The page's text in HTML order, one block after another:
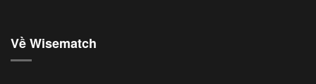
Về Wisematch